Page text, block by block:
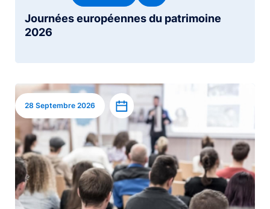
Journées européennes du patrimoine
2026
Image
28 Septembre 2026 Ajouter à l’agenda